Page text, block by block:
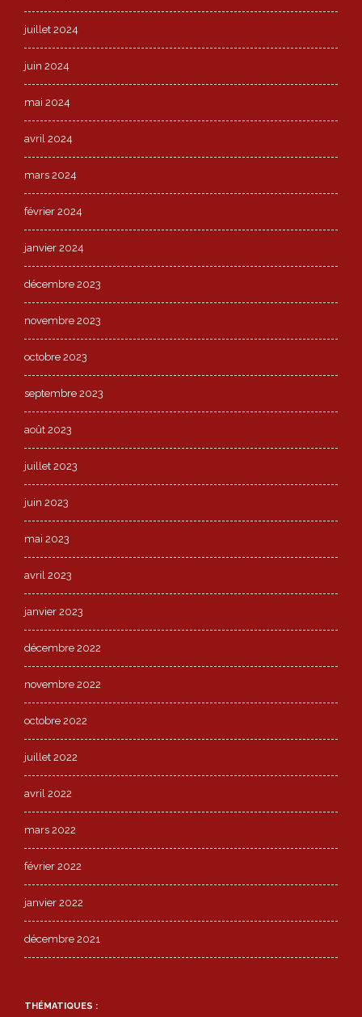
juillet 2024
juin 2024
mai 2024
avril 2024
mars 2024
février 2024
janvier 2024
décembre 2023
novembre 2023
octobre 2023
septembre 2023
août 2023
juillet 2023
juin 2023
mai 2023
avril 2023
janvier 2023
décembre 2022
novembre 2022
octobre 2022
juillet 2022
avril 2022
mars 2022
février 2022
janvier 2022
décembre 2021
THÉMATIQUES :